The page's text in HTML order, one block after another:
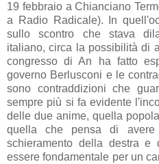
19 febbraio a Chianciano
a Radio Radicale). In
sullo scontro che stava
italiano, circa la possibilità di
congresso di An ha fatto
governo Berlusconi e le
sono contraddizioni che
sempre più si fa evidente
delle due anime, quella
quella che pensa di
schieramento della destra
essere fondamentale per un